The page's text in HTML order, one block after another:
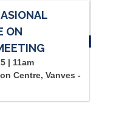
ON
| 11am
Centre, Vanves -